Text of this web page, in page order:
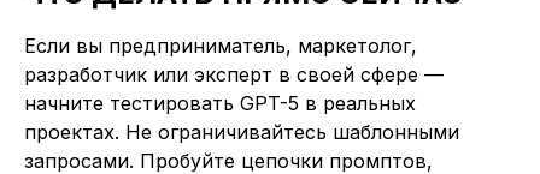
Если вы предприниматель, маркетолог,
разработчик или эксперт в своей сфере —
начните тестировать GPT-5 в реальных
проектах. Не ограничивайтесь шаблонными
запросами. Пробуйте цепочки промптов,